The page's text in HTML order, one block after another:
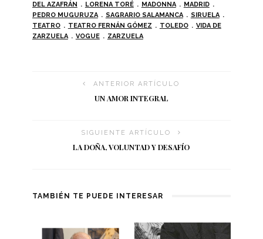
DEL AZAFRÁN
LORENA TORÉ MADONNA
MADRID
PEDRO MUGURUZA
SAGRARIO SALAMANCA
SIRUELA
TEATRO
TEATRO FERNÁN GÓMEZ TOLEDO
VIDA DE
ZARZUELA
VOGUE ZARZUELA
ANTERIOR ARTÍCULO
UN AMOR INTEGRAL
SIGUIENTE ARTÍCULO
LA DOÑA, VOLUNTAD Y DESAFÍO
TAMBIÉN TE PUEDE INTERESAR